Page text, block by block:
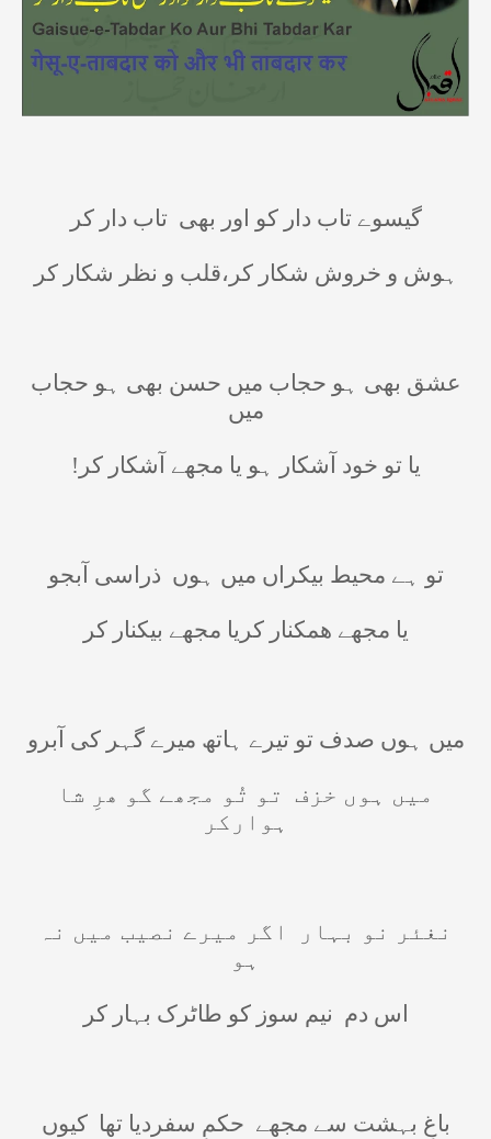
گیسوے تاب دار کو اور بھی تاب دار کر
ہوش و خروش شکار کر،قلب و نظر شکار کر
عشق بھی ہو حجاب میں حسن بھی ہو حجاب
میں
یا تو خود آشکار ہو یا مجھے آشکار کر!
تو ہے محیط بیکراں میں ہوں ذراسی آبجو
یا مجھے ھمکنار کریا مجھے بیکنار کر
میں ہوں صدف تو تیرے ہاتھ میرے گہر کی آبرو
میں ہوں خزف تو تُو مجھے گو ھرِ شا
ہوارکر
نغئر نو بہار
اگر میرے نصیب میں نہ
ہو
اس دم نیم سوز کو طاٹرک بہار کر
باغِ بہشت سے مجھے حکمِ سفردیا تھا کیوں